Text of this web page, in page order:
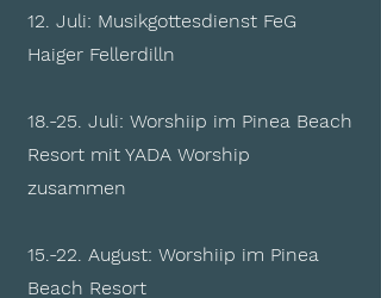
12. Juli: Musikgottesdienst FeG
Haiger Fellerdilln
18.-25. Juli: Worshiip im Pinea Beach
Resort mit YADA Worship
zusammen
15.-22. August: Worshiip im Pinea
Beach Resort